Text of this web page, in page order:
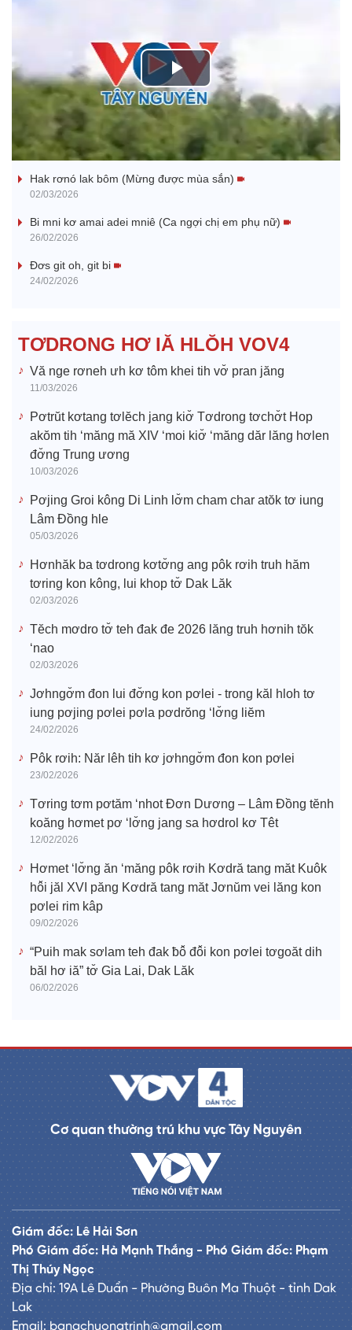
P
a
V
e
o
Nhớ bạn
Hak rơnó lak bôm (Mừng được mùa sắn)
02/03/2026
Bi mni kơ amai adei mniê (Ca ngợi chị em phụ nữ)
26/02/2026
Đơs git oh, git bi
24/02/2026
TƠDRONG HƠ IĂ HLŎH VOV4
Vă nge rơneh ưh kơ tôm khei tih vơ̆ pran jăng
11/03/2026
Pơtrŭt kơtang tơlĕch jang kiơ̆ Tơdrong tơchơ̆t Hop
akŏm tih ‘măng mă XIV ‘moi kiơ̆ ‘măng dăr lăng hơlen
đơ̆ng Trung ương
10/03/2026
Pơjing Groi kông Di Linh lơ̆m cham char atŏk tơ iung
Lâm Đồng hle
05/03/2026
Hơnhăk ba tơdrong kơtơ̆ng ang pôk rơih truh hăm
tơring kon kông, lui khop tơ̆ Dak Lăk
02/03/2026
Tĕch mơdro tơ̆ teh đak đe 2026 lăng truh hơnih tŏk
‘nao
02/03/2026
Jơhngơ̆m đon lui đơ̆ng kon pơlei - trong kăl hloh tơ
iung pơjing pơlei pơla pơdrŏng ‘lơ̆ng liĕm
24/02/2026
Pôk rơih: Năr lêh tih kơ jơhngơ̆m đon kon pơlei
23/02/2026
Tơring tơm pơtăm ‘nhot Đơn Dương – Lâm Đồng tĕnh
koăng hơmet pơ ‘lơ̆ng jang sa hơdrol kơ Têt
12/02/2026
Hơmet ‘lơ̆ng ăn ‘măng pôk rơih Kơdră tang măt Kuôk
hô̆i jăl XVI păng Kơdră tang măt Jơnŭm vei lăng kon
pơlei rim kâp
09/02/2026
“Puih mak sơlam teh đak ƀô̆ đô̆i kon pơlei tơgoăt dih
băl hơ iă” tơ̆ Gia Lai, Dak Lăk
06/02/2026
Cơ quan thường trú khu vực Tây Nguyên
Giám đốc: Lê Hải Sơn
Phó Giám đốc: Hà Mạnh Thắng - Phó Giám đốc: Phạm
Thị Thúy Ngọc
Địa chỉ: 19A Lê Duẩn - Phường Buôn Ma Thuột - tỉnh Dak
Lak
Email: banachuongtrinh@gmail.com